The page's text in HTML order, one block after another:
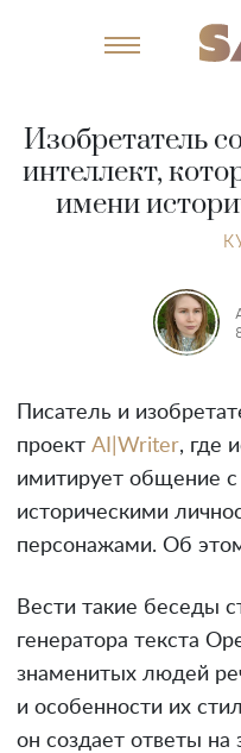
Изобретатель
интеллект,
имени
Писатель и
проект AI|Writer, где
имитирует общение
историческими
персонажами. Об
Вести такие беседы
генератора текста
знаменитых людей
и особенности их
он создает ответы на